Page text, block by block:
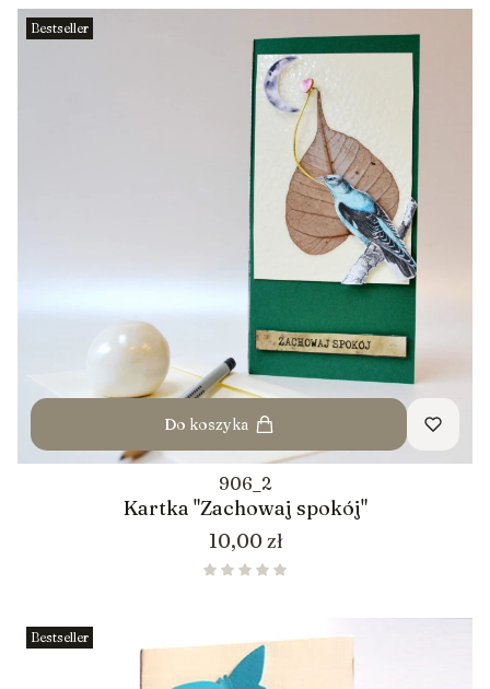
Bestseller
Do koszyka
906_2
Kartka "Zachowaj spokój"
Cena
10,00 zł
Bestseller